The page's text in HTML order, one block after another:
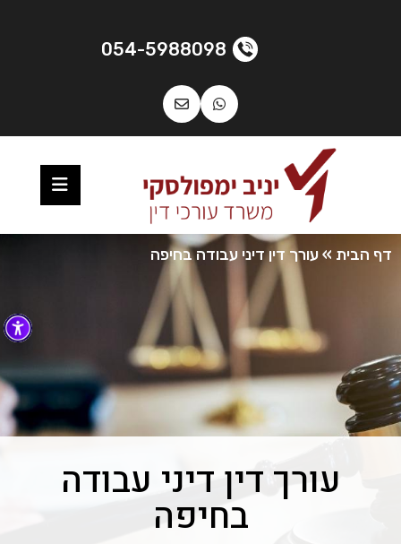
054-5988098
דף הבית »עורך דין דיני עבודה בחיפה
עורך דין דיני עבודה
בחיפה